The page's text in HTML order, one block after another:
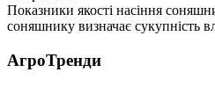
Показники якості насіння
соняшнику визначає сукупність
АгроТренди